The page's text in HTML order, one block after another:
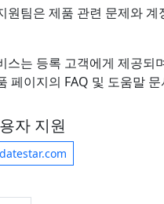
원팀은 제품 관련 문제와
스는 등록 고객에게 제공되
페이지의 FAQ 및 도움말
자 지원